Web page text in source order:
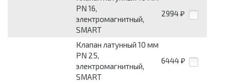
PN 16,
электромагнитный,
SMART
2994 ₽
Клапан латунный 10 мм
PN 25,
электромагнитный,
SMART
6444 ₽